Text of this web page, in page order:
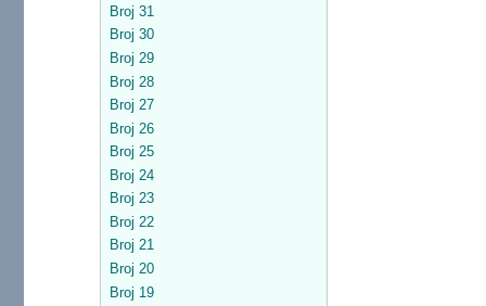
Broj 31
Broj 30
Broj 29
Broj 28
Broj 27
Broj 26
Broj 25
Broj 24
Broj 23
Broj 22
Broj 21
Broj 20
Broj 19